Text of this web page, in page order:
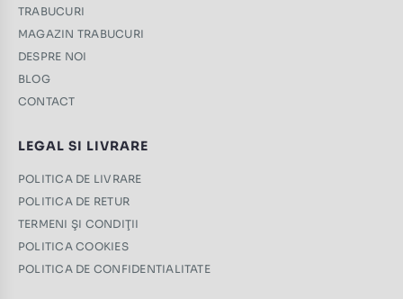
TRABUCURI
MAGAZIN TRABUCURI
DESPRE NOI
BLOG
CONTACT
LEGAL SI LIVRARE
POLITICA DE LIVRARE
POLITICA DE RETUR
TERMENI ŞI CONDIŢII
POLITICA COOKIES
POLITICA DE CONFIDENTIALITATE